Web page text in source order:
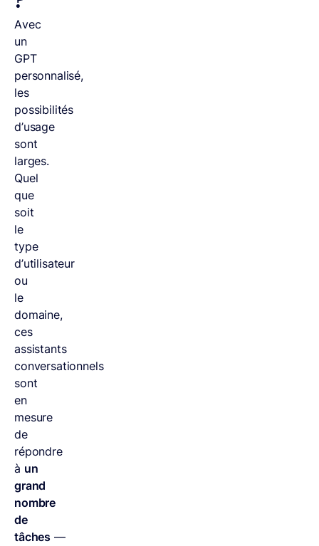
Avec
un
GPT
personnalisé,
les
possibilités
d’usage
sont
larges.
Quel
que
soit
le
type
d’utilisateur
ou
le
domaine,
ces
assistants
conversationnels
sont
en
mesure
de
répondre
à un
grand
nombre
de
tâches —